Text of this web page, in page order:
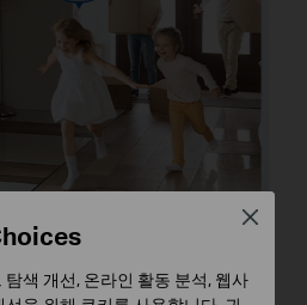
우리 집 보호
색 개선, 온라인 활동 분석, 웹사
Close